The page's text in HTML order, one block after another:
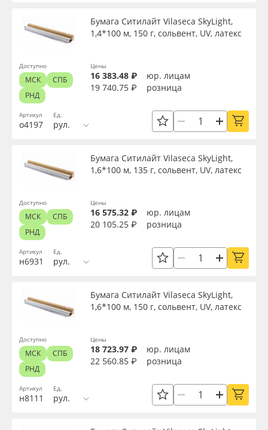
Поставщикам
8 800 550 7888
Инженерные пластики
Оборудование и инструмент
Новинки ассортимента
Orajet 3640
Плёнка монтажная Oratape
ПЭТ листовой
Вспененный ПВХ
Баннер
Заготовки для сувениров
Текстура
Тип печати
Страна происхождения
Доступность
Применить
Сбросить фильтр
Артикул
о4197
Бумага Ситилайт Vilaseca SkyLight,
1,4*100 м, 150 г, сольвент, UV, латекс
Ед.
рул.
Цены
16 383.48 ₽
юр. лицам
19 740.75 ₽
розница
Доступно
МСК
СПБ
РНД
Артикул
н6931
Бумага Ситилайт Vilaseca SkyLight,
1,6*100 м, 135 г, сольвент, UV, латекс
Ед.
рул.
Цены
16 575.32 ₽
юр. лицам
20 105.25 ₽
розница
Доступно
МСК
СПБ
РНД
Артикул
н8111
Бумага Ситилайт Vilaseca SkyLight,
1,6*100 м, 150 г, сольвент, UV, латекс
Ед.
рул.
Цены
18 723.97 ₽
юр. лицам
22 560.85 ₽
розница
Доступно
МСК
СПБ
РНД